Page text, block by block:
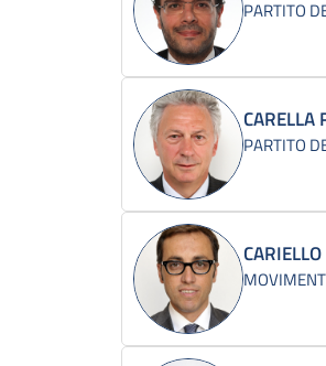
PARTITO
CARELLA
PARTITO